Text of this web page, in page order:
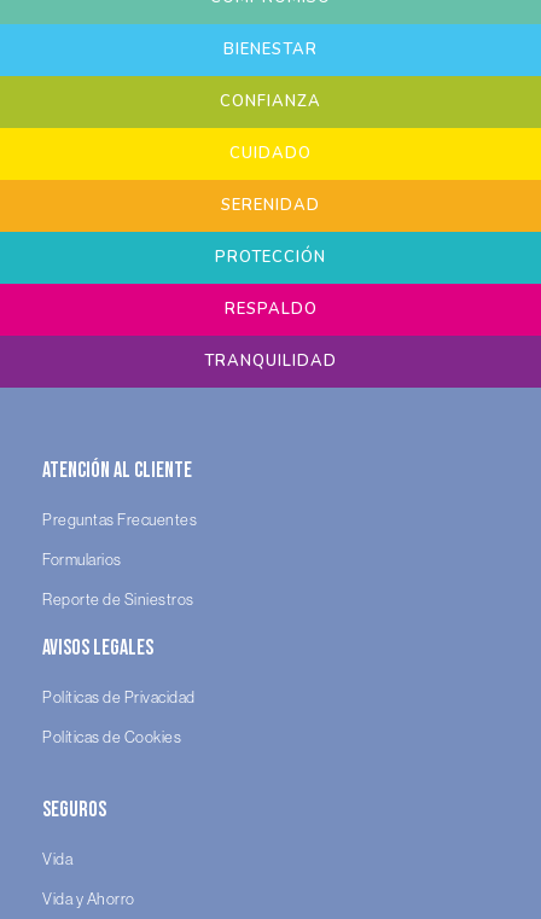
BIENESTAR
CONFIANZA
CUIDADO
SERENIDAD
PROTECCIÓN
RESPALDO
TRANQUILIDAD
Atención al Cliente
Preguntas Frecuentes
Formularios
Reporte de Siniestros
Avisos legales
Políticas de Privacidad
Políticas de Cookies
Seguros
Vida
Vida y Ahorro